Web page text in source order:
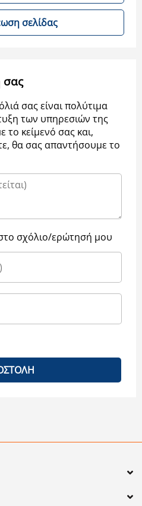
σελίδας
σας
σας είναι πολύτιμα
των υπηρεσιών της
κείμενό σας και,
θα σας απαντήσουμε το
σχόλιο/ερώτησή μου